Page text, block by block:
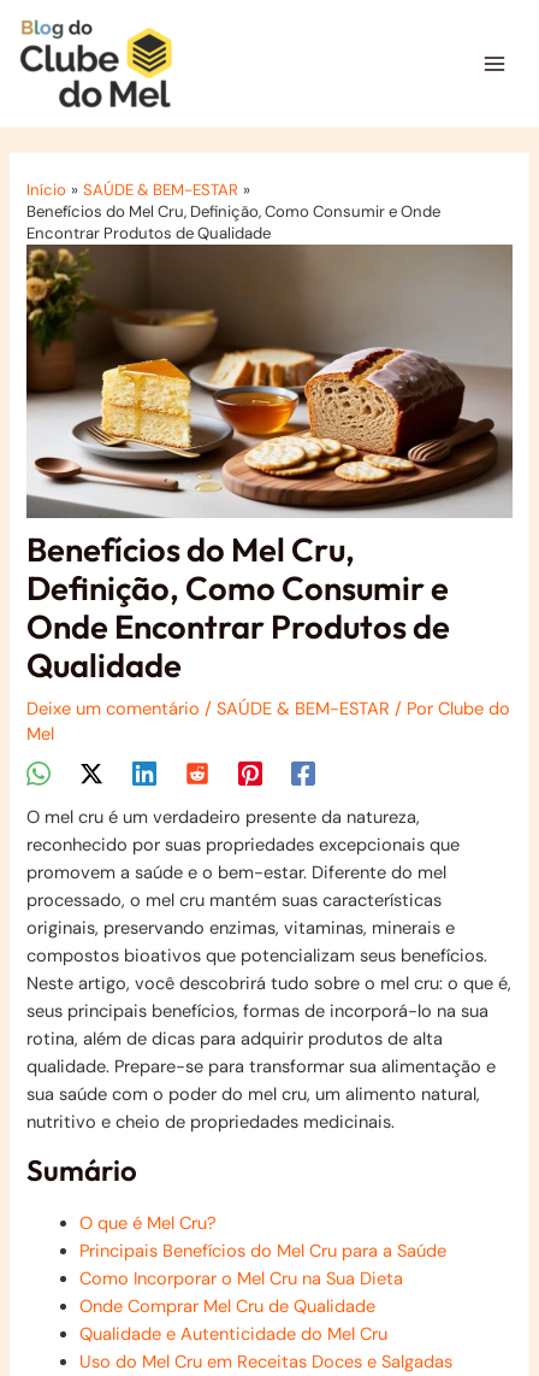
para
conteúdo
Início
SAÚDE & BEM-ESTAR
Benefícios do Mel Cru, Definição, Como Consumir e Onde
Encontrar Produtos de Qualidade
Benefícios do Mel Cru,
Definição, Como Consumir e
Onde Encontrar Produtos de
Qualidade
Deixe um comentário /SAÚDE & BEM-ESTAR / PorClube do
Mel
O mel cru é um verdadeiro presente da natureza,
reconhecido por suas propriedades excepcionais que
promovem a saúde e o bem-estar. Diferente do mel
processado, o mel cru mantém suas características
originais, preservando enzimas, vitaminas, minerais e
compostos bioativos que potencializam seus benefícios.
Neste artigo, você descobrirá tudo sobre o mel cru: o que é,
seus principais benefícios, formas de incorporá-lo na sua
rotina, além de dicas para adquirir produtos de alta
qualidade. Prepare-se para transformar sua alimentação e
sua saúde com o poder do mel cru, um alimento natural,
nutritivo e cheio de propriedades medicinais.
Sumário
O que é Mel Cru?
Principais Benefícios do Mel Cru para a Saúde
Como Incorporar o Mel Cru na Sua Dieta
Onde Comprar Mel Cru de Qualidade
Qualidade e Autenticidade do Mel Cru
Uso do Mel Cru em Receitas Doces e Salgadas